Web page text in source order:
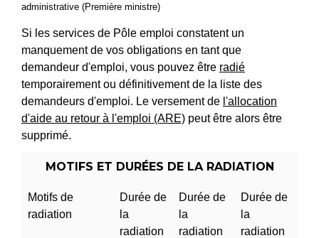
administrative (Première ministre)
Si les services de Pôle emploi constatent un
manquement de vos obligations en tant que
demandeur d'emploi, vous pouvez être radié
temporairement ou définitivement de la liste des
demandeurs d'emploi. Le versement de l'allocation
d'aide au retour à l'emploi (ARE) peut être alors être
supprimé.
MOTIFS ET DURÉES DE LA RADIATION
Motifs de
radiation
Durée de
la
radiation
Durée de
la
radiation
Durée de
la
radiation